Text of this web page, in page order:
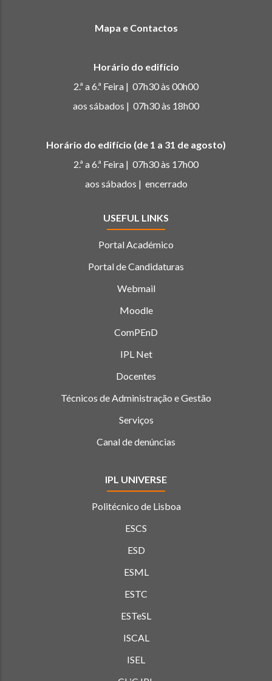
Mapa e Contactos
Horário do edifício
2.ª a 6.ª Feira | 07h30 às 00h00
aos sábados | 07h30 às 18h00
Horário do edifício (de 1 a 31 de agosto)
2.ª a 6.ª Feira | 07h30 às 17h00
aos sábados | encerrado
USEFUL LINKS
Portal Académico
Portal de Candidaturas
Webmail
Moodle
ComPEnD
IPL Net
Docentes
Técnicos de Administração e Gestão
Serviços
Canal de denúncias
IPL UNIVERSE
Politécnico de Lisboa
ESCS
ESD
ESML
ESTC
ESTeSL
ISCAL
ISEL